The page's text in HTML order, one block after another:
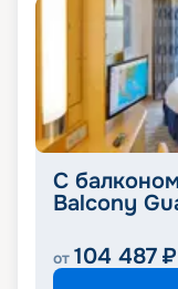
С
Balcony
от 104 487 ₽